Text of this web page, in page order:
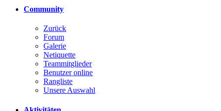
Community
Zurück
Forum
Galerie
Netiquette
Teammitglieder
Benutzer online
Rangliste
Unsere Auswahl